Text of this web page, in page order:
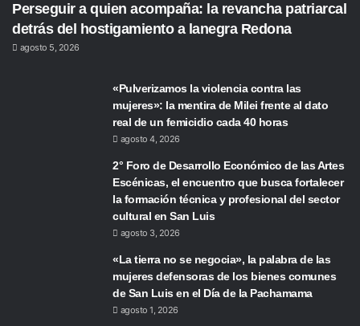
Perseguir a quien acompaña: la revancha patriarcal
detrás del hostigamiento a lanegra Redona
agosto 5, 2026
«Pulverizamos la violencia contra las
mujeres»: la mentira de Milei frente al dato
real de un femicidio cada 40 horas
agosto 4, 2026
2° Foro de Desarrollo Económico de las Artes
Escénicas, el encuentro que busca fortalecer
la formación técnica y profesional del sector
cultural en San Luis
agosto 3, 2026
«La tierra no se negocia», la palabra de las
mujeres defensoras de los bienes comunes
de San Luis en el Día de la Pachamama
agosto 1, 2026